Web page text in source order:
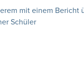
mit einem Bericht
Schüler